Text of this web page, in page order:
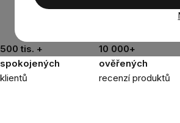
500 tis. +
spokojených
klientů
10 000+
ověřených
recenzí produktů